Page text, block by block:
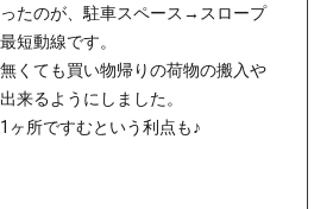
たのが、駐車スペース→スロープ
短動線です。
くても買い物帰りの荷物の搬入や
来るようにしました。
ヶ所ですむという利点も♪